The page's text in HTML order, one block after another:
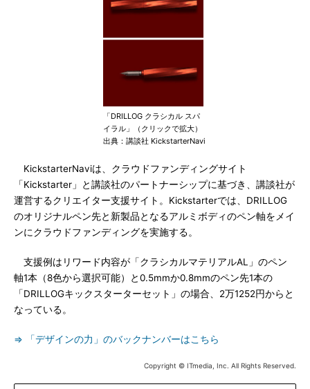
「DRILLOG クラシカル スパ
イラル」（クリックで拡大）
出典：講談社 KickstarterNavi
KickstarterNaviは、クラウドファンディングサイト
「Kickstarter」と講談社のパートナーシップに基づき、講談社が
運営するクリエイター支援サイト。Kickstarterでは、DRILLOG
のオリジナルペン先と新製品となるアルミボディのペン軸をメイ
ンにクラウドファンディングを実施する。
支援例はリワード内容が「クラシカルマテリアルAL」のペン
軸1本（8色から選択可能）と0.5mmか0.8mmのペン先1本の
「DRILLOGキックスターターセット」の場合、2万1252円からと
なっている。
⇒ 「デザインの力」のバックナンバーはこちら
Copyright © ITmedia, Inc. All Rights Reserved.